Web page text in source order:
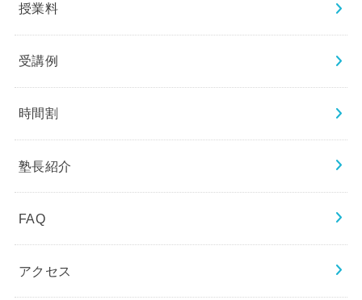
授業料
受講例
時間割
塾長紹介
FAQ
アクセス